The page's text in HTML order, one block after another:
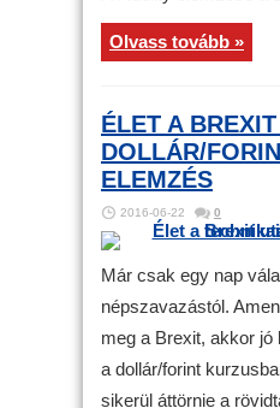
Olvass tovább »
ÉLET A
DOLLÁR/
ELEMZÉS
2016-06-22 0
Már csak egy nap
népszavazástól.
meg a Brexit, akkor
a dollár/forint
sikerül áttörnie a